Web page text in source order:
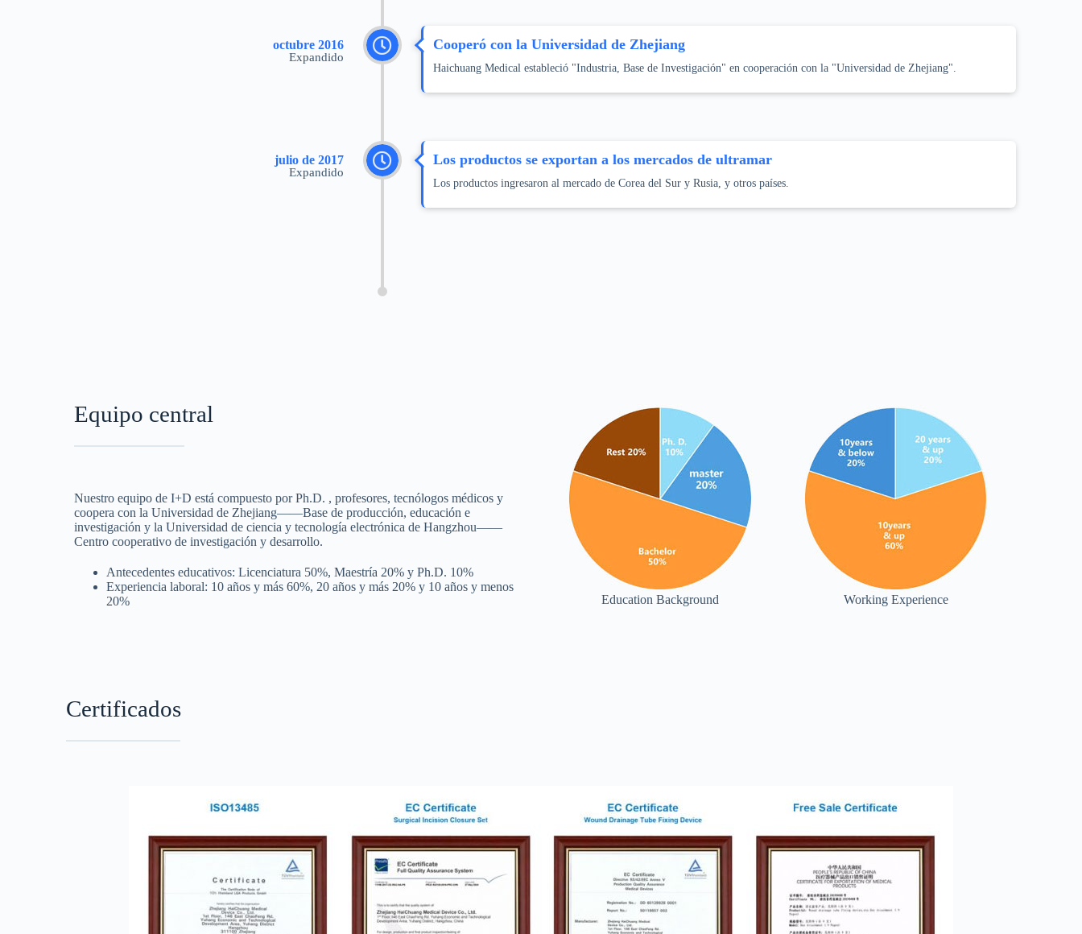
octubre 2016
Expandido
Cooperó con la Universidad de Zhejiang
Haichuang Medical estableció "Industria, Base de Investigación" en cooperación con la "Universidad de Zhejiang".
julio de 2017
Expandido
Los productos se exportan a los mercados de ultramar
Los productos ingresaron al mercado de Corea del Sur y Rusia, y otros países.
Equipo central
Nuestro equipo de I+D está compuesto por Ph.D. , profesores, tecnólogos médicos y
coopera con la Universidad de Zhejiang——Base de producción, educación e
investigación y la Universidad de ciencia y tecnología electrónica de Hangzhou——
Centro cooperativo de investigación y desarrollo.
Antecedentes educativos: Licenciatura 50%, Maestría 20% y Ph.D. 10%
Experiencia laboral: 10 años y más 60%, 20 años y más 20% y 10 años y menos
20%
Education Background Working Experience
Certificados